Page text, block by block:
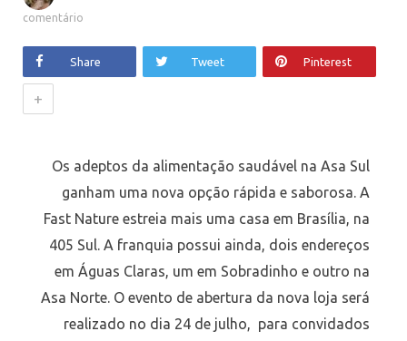
comentário
Share Tweet Pinterest
+
Os adeptos da alimentação saudável na Asa Sul
ganham uma nova opção rápida e saborosa. A
Fast Nature estreia mais uma casa em Brasília, na
405 Sul. A franquia possui ainda, dois endereços
em Águas Claras, um em Sobradinho e outro na
Asa Norte. O evento de abertura da nova loja será
realizado no dia 24 de julho, para convidados